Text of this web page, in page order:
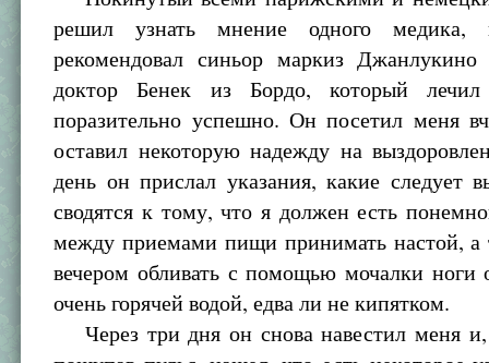
решил узнать мнение одного медика,
рекомендовал синьор маркиз
доктор Бенек из Бордо, который
поразительно успешно. Он посетил меня
оставил некоторую надежду на
день он прислал указания, какие следует
сводятся к тому, что я должен есть
между приемами пищи принимать настой, а
вечером обливать с помощью мочалки ноги
очень горячей водой, едва ли не кипятком.
Через три дня он снова навестил меня и,